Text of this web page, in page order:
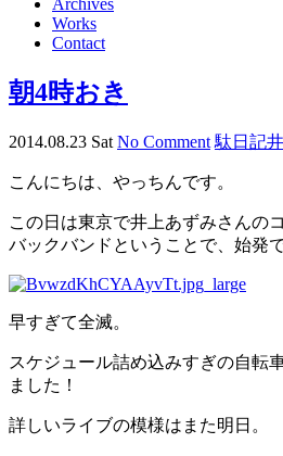
Works
Contact
朝4時おき
2014.08.23 Sat No Comment 駄日記
こんにちは、やっちんです。
この日は東京で井上あずみさんの
バックバンドということで、始発
早すぎて全滅。
スケジュール詰め込みすぎの自転
ました！
詳しいライブの模様はまた明日。